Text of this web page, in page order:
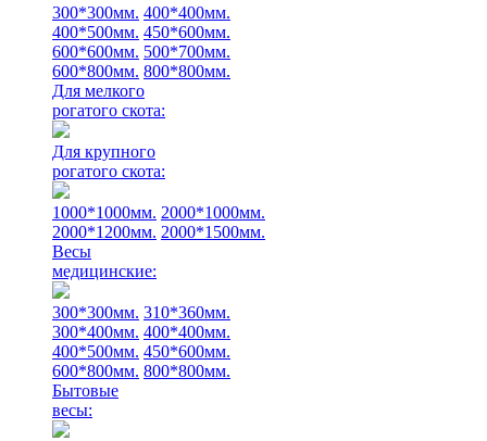
300*300мм. 400*400мм.
400*500мм. 450*600мм.
600*600мм. 500*700мм.
600*800мм. 800*800мм.
Для мелкого
рогатого скота:
Для крупного
рогатого скота:
1000*1000мм. 2000*1000мм.
2000*1200мм. 2000*1500мм.
Весы
медицинские:
300*300мм. 310*360мм.
300*400мм. 400*400мм.
400*500мм. 450*600мм.
600*800мм. 800*800мм.
Бытовые
весы: